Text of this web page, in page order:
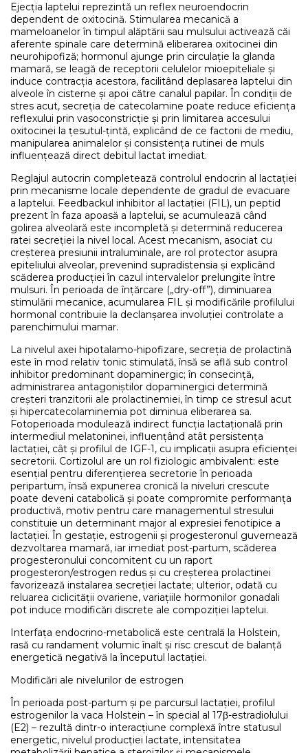
Ejecția laptelui reprezintă un reflex neuroendocrin
dependent de oxitocină. Stimularea mecanică a
mameloanelor în timpul alăptării sau mulsului activează căi
aferente spinale care determină eliberarea oxitocinei din
neurohipofiză; hormonul ajunge prin circulație la glanda
mamară, se leagă de receptorii celulelor mioepiteliale și
induce contracția acestora, facilitând deplasarea laptelui din
alveole în cisterne și apoi către canalul papilar. În condiții de
stres acut, secreția de catecolamine poate reduce eficiența
reflexului prin vasoconstricție și prin limitarea accesului
oxitocinei la țesutul-țintă, explicând de ce factorii de mediu,
manipularea animalelor și consistența rutinei de muls
influențează direct debitul lactat imediat.
Reglajul autocrin completează controlul endocrin al lactației
prin mecanisme locale dependente de gradul de evacuare
a laptelui. Feedbackul inhibitor al lactației (FIL), un peptid
prezent în faza apoasă a laptelui, se acumulează când
golirea alveolară este incompletă și determină reducerea
ratei secreției la nivel local. Acest mecanism, asociat cu
creșterea presiunii intraluminale, are rol protector asupra
epiteliului alveolar, prevenind supradistensia și explicând
scăderea producției în cazul intervalelor prelungite între
mulsuri. În perioada de înțărcare („dry-off”), diminuarea
stimulării mecanice, acumularea FIL și modificările profilului
hormonal contribuie la declanșarea involuției controlate a
parenchimului mamar.
La nivelul axei hipotalamo-hipofizare, secreția de prolactină
este în mod relativ tonic stimulată, însă se află sub control
inhibitor predominant dopaminergic; în consecință,
administrarea antagoniștilor dopaminergici determină
creșteri tranzitorii ale prolactinemiei, în timp ce stresul acut
și hipercatecolaminemia pot diminua eliberarea sa.
Fotoperioada modulează indirect funcția lactațională prin
intermediul melatoninei, influențând atât persistența
lactației, cât și profilul de IGF-1, cu implicații asupra eficienței
secretorii. Cortizolul are un rol fiziologic ambivalent: este
esențial pentru diferențierea secretorie în perioada
peripartum, însă expunerea cronică la niveluri crescute
poate deveni catabolică și poate compromite performanța
productivă, motiv pentru care managementul stresului
constituie un determinant major al expresiei fenotipice a
lactației. În gestație, estrogenii și progesteronul guvernează
dezvoltarea mamară, iar imediat post-partum, scăderea
progesteronului concomitent cu un raport
progesteron/estrogen redus și cu creșterea prolactinei
favorizează instalarea secreției lactate; ulterior, odată cu
reluarea ciclicității ovariene, variațiile hormonilor gonadali
pot induce modificări discrete ale compoziției laptelui.
Interfața endocrino-metabolică este centrală la Holstein,
rasă cu randament volumic înalt și risc crescut de balanță
energetică negativă la începutul lactației.
Modificări ale nivelurilor de estrogen
În perioada post-partum și pe parcursul lactației, profilul
estrogenilor la vaca Holstein – în special al 17β-estradiolului
(E2) – rezultă dintr-o interacțiune complexă între statusul
energetic, nivelul producției lactate, intensitatea